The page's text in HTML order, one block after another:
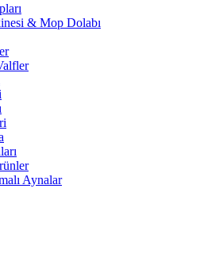
& Mop Dolabı
Aynalar